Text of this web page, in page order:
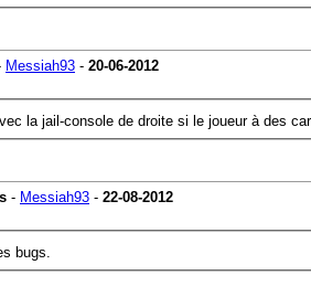
Messiah93 - 20-06-2012
la jail-console de droite si le joueur à des
- Messiah93 - 22-08-2012
bugs.